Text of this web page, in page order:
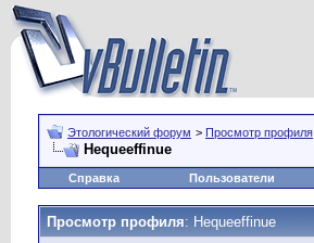
Этологический форум > Просмотр профиля
Hequeeffinue
Справка Пользователи
Просмотр профиля: Hequeeffinue